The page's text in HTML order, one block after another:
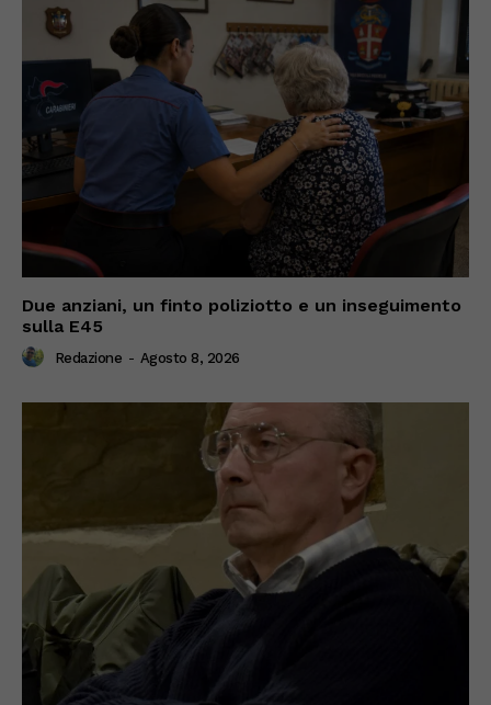
Due anziani, un finto poliziotto e un inseguimento
sulla E45
Redazione - Agosto 8, 2026